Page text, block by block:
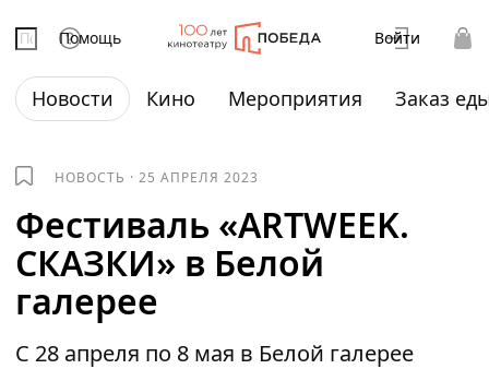
Помощь Войти
Новости Кино Мероприятия Заказ
НОВОСТЬ ·25 АПРЕЛЯ 2023
Фестиваль «ARTWEEK.
СКАЗКИ» в Белой
галерее
С 28 апреля по 8 мая в Белой галерее